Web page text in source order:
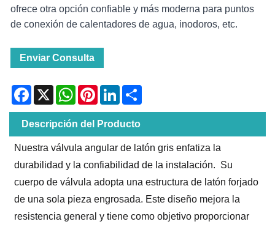
ofrece otra opción confiable y más moderna para puntos
de conexión de calentadores de agua, inodoros, etc.
Enviar Consulta
Facebook
X WhatsAppPinterestLinkedIn
Descripción del Producto
Nuestra válvula angular de latón gris enfatiza la
durabilidad y la confiabilidad de la instalación. Su
cuerpo de válvula adopta una estructura de latón forjado
de una sola pieza engrosada. Este diseño mejora la
resistencia general y tiene como objetivo proporcionar